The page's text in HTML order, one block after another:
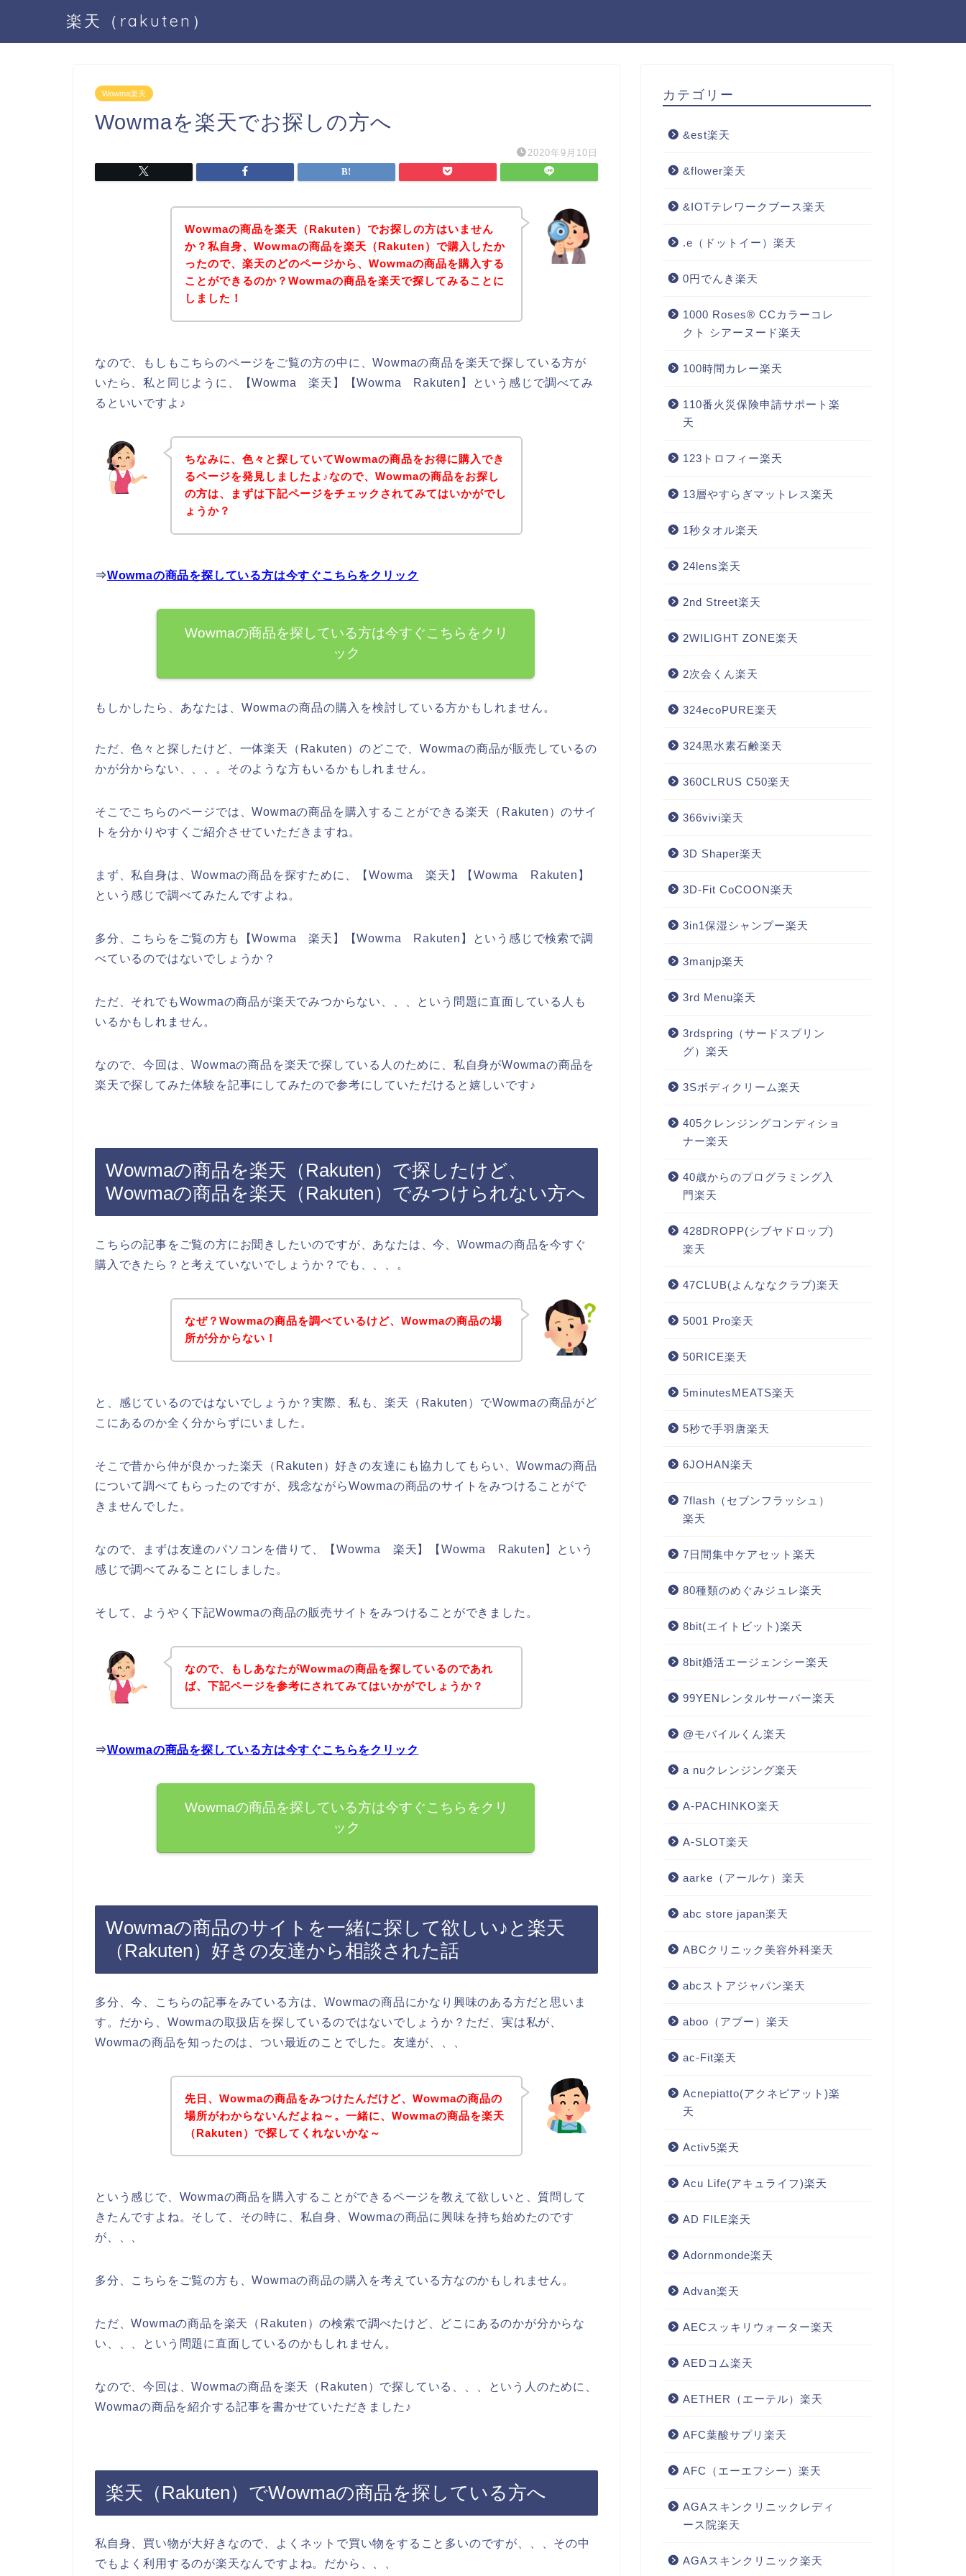
楽天（rakuten）
Wowma楽天
Wowmaを楽天でお探しの方へ
2020年9月10日
Wowmaの商品を楽天（Rakuten）でお探しの方はいません
か？私自身、Wowmaの商品を楽天（Rakuten）で購入したか
ったので、楽天のどのページから、Wowmaの商品を購入する
ことができるのか？Wowmaの商品を楽天で探してみることに
しました！
なので、もしもこちらのページをご覧の方の中に、Wowmaの商品を楽天で探している方が
いたら、私と同じように、【Wowma 楽天】【Wowma Rakuten】という感じで調べてみ
るといいですよ♪
ちなみに、色々と探していてWowmaの商品をお得に購入でき
るページを発見しましたよ♪なので、Wowmaの商品をお探し
の方は、まずは下記ページをチェックされてみてはいかがでし
ょうか？
⇒Wowmaの商品を探している方は今すぐこちらをクリック
Wowmaの商品を探している方は今すぐこちらをクリ
ック
もしかしたら、あなたは、Wowmaの商品の購入を検討している方かもしれません。
ただ、色々と探したけど、一体楽天（Rakuten）のどこで、Wowmaの商品が販売しているの
かが分からない、、、。そのような方もいるかもしれません。
そこでこちらのページでは、Wowmaの商品を購入することができる楽天（Rakuten）のサイ
トを分かりやすくご紹介させていただきますね。
まず、私自身は、Wowmaの商品を探すために、【Wowma 楽天】【Wowma Rakuten】
という感じで調べてみたんですよね。
多分、こちらをご覧の方も【Wowma 楽天】【Wowma Rakuten】という感じで検索で調
べているのではないでしょうか？
ただ、それでもWowmaの商品が楽天でみつからない、、、という問題に直面している人も
いるかもしれません。
なので、今回は、Wowmaの商品を楽天で探している人のために、私自身がWowmaの商品を
楽天で探してみた体験を記事にしてみたので参考にしていただけると嬉しいです♪
Wowmaの商品を楽天（Rakuten）で探したけど、
Wowmaの商品を楽天（Rakuten）でみつけられない方へ
こちらの記事をご覧の方にお聞きしたいのですが、あなたは、今、Wowmaの商品を今すぐ
購入できたら？と考えていないでしょうか？でも、、、。
なぜ？Wowmaの商品を調べているけど、Wowmaの商品の場
所が分からない！
と、感じているのではないでしょうか？実際、私も、楽天（Rakuten）でWowmaの商品がど
こにあるのか全く分からずにいました。
そこで昔から仲が良かった楽天（Rakuten）好きの友達にも協力してもらい、Wowmaの商品
について調べてもらったのですが、残念ながらWowmaの商品のサイトをみつけることがで
きませんでした。
なので、まずは友達のパソコンを借りて、【Wowma 楽天】【Wowma Rakuten】という
感じで調べてみることにしました。
そして、ようやく下記Wowmaの商品の販売サイトをみつけることができました。
なので、もしあなたがWowmaの商品を探しているのであれ
ば、下記ページを参考にされてみてはいかがでしょうか？
⇒Wowmaの商品を探している方は今すぐこちらをクリック
Wowmaの商品を探している方は今すぐこちらをクリ
ック
Wowmaの商品のサイトを一緒に探して欲しい♪と楽天
（Rakuten）好きの友達から相談された話
多分、今、こちらの記事をみている方は、Wowmaの商品にかなり興味のある方だと思いま
す。だから、Wowmaの取扱店を探しているのではないでしょうか？ただ、実は私が、
Wowmaの商品を知ったのは、つい最近のことでした。友達が、、、
先日、Wowmaの商品をみつけたんだけど、Wowmaの商品の
場所がわからないんだよね～。一緒に、Wowmaの商品を楽天
（Rakuten）で探してくれないかな～
という感じで、Wowmaの商品を購入することができるページを教えて欲しいと、質問して
きたんですよね。そして、その時に、私自身、Wowmaの商品に興味を持ち始めたのです
が、、、
多分、こちらをご覧の方も、Wowmaの商品の購入を考えている方なのかもしれません。
ただ、Wowmaの商品を楽天（Rakuten）の検索で調べたけど、どこにあるのかが分からな
い、、、という問題に直面しているのかもしれません。
なので、今回は、Wowmaの商品を楽天（Rakuten）で探している、、、という人のために、
Wowmaの商品を紹介する記事を書かせていただきました♪
楽天（Rakuten）でWowmaの商品を探している方へ
私自身、買い物が大好きなので、よくネットで買い物をすること多いのですが、、、その中
でもよく利用するのが楽天なんですよね。だから、、、
カテゴリー
&est楽天
&flower楽天
&IOTテレワークブース楽天
.e（ドットイー）楽天
0円でんき楽天
1000 Roses® CCカラーコレ
クト シアーヌード楽天
100時間カレー楽天
110番火災保険申請サポート楽
天
123トロフィー楽天
13層やすらぎマットレス楽天
1秒タオル楽天
24lens楽天
2nd Street楽天
2WILIGHT ZONE楽天
2次会くん楽天
324ecoPURE楽天
324黒水素石鹸楽天
360CLRUS C50楽天
366vivi楽天
3D Shaper楽天
3D-Fit CoCOON楽天
3in1保湿シャンプー楽天
3manjp楽天
3rd Menu楽天
3rdspring（サードスプリン
グ）楽天
3Sボディクリーム楽天
405クレンジングコンディショ
ナー楽天
40歳からのプログラミング入
門楽天
428DROPP(シブヤドロップ)
楽天
47CLUB(よんななクラブ)楽天
5001 Pro楽天
50RICE楽天
5minutesMEATS楽天
5秒で手羽唐楽天
6JOHAN楽天
7flash（セブンフラッシュ）
楽天
7日間集中ケアセット楽天
80種類のめぐみジュレ楽天
8bit(エイトビット)楽天
8bit婚活エージェンシー楽天
99YENレンタルサーバー楽天
@モバイルくん楽天
a nuクレンジング楽天
A-PACHINKO楽天
A-SLOT楽天
aarke（アールケ）楽天
abc store japan楽天
ABCクリニック美容外科楽天
abcストアジャパン楽天
aboo（アブー）楽天
ac-Fit楽天
Acnepiatto(アクネピアット)楽
天
Activ5楽天
Acu Life(アキュライフ)楽天
AD FILE楽天
Adornmonde楽天
Advan楽天
AECスッキリウォーター楽天
AEDコム楽天
AETHER（エーテル）楽天
AFC葉酸サプリ楽天
AFC（エーエフシー）楽天
AGAスキンクリニックレディ
ース院楽天
AGAスキンクリニック楽天